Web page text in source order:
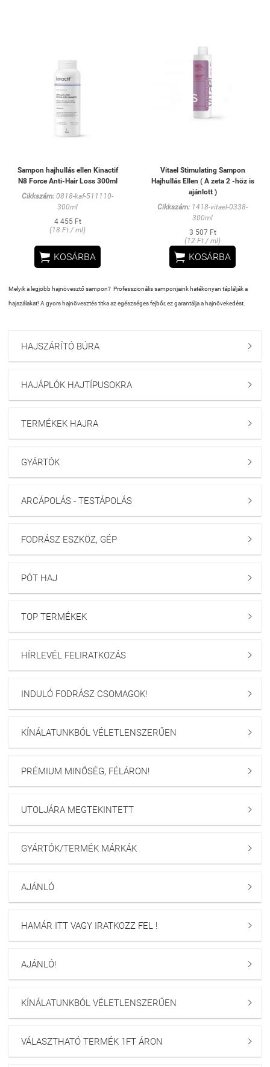
Sampon hajhullás ellen Kinactif
N8 Force Anti-Hair Loss 300ml
Cikkszám: 0818-kaf-511110-
300ml
4 455 Ft
(18 Ft / ml)
 KOSÁRBA
Vitael Stimulating Sampon
Hajhullás Ellen ( A zeta 2 -höz is
ajánlott )
Cikkszám: 1418-vitael-0338-
300ml
3 507 Ft
(12 Ft / ml)
 KOSÁRBA
Melyik a legjobb hajnövesztő sampon? Professzionális samponjaink hatékonyan táplálják a
hajszálakat! A gyors hajnövesztés titka az egészséges fejbőr, ez garantálja a hajnövekedést.
HAJSZÁRÍTÓ BÚRA 
HAJÁPLÓK HAJTÍPUSOKRA 
TERMÉKEK HAJRA 
GYÁRTÓK 
ARCÁPOLÁS - TESTÁPOLÁS 
FODRÁSZ ESZKÖZ, GÉP 
PÓT HAJ 
TOP TERMÉKEK 
HÍRLEVÉL FELIRATKOZÁS 
INDULÓ FODRÁSZ CSOMAGOK! 
KÍNÁLATUNKBÓL VÉLETLENSZERŰEN 
PRÉMIUM MINŐSÉG, FÉLÁRON! 
UTOLJÁRA MEGTEKINTETT 
GYÁRTÓK/TERMÉK MÁRKÁK 
AJÁNLÓ 
HAMÁR ITT VAGY IRATKOZZ FEL ! 
AJÁNLÓ! 
KÍNÁLATUNKBÓL VÉLETLENSZERŰEN 
VÁLASZTHATÓ TERMÉK 1FT ÁRON 